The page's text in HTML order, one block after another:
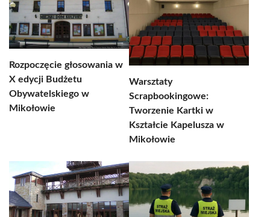
Rozpoczęcie głosowania w
X edycji Budżetu
Obywatelskiego w
Mikołowie
Warsztaty
Scrapbookingowe:
Tworzenie Kartki w
Kształcie Kapelusza w
Mikołowie